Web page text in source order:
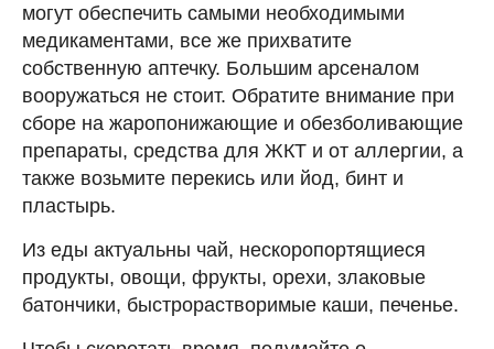
могут обеспечить самыми необходимыми
медикаментами, все же прихватите
собственную аптечку. Большим арсеналом
вооружаться не стоит. Обратите внимание при
сборе на жаропонижающие и обезболивающие
препараты, средства для ЖКТ и от аллергии, а
также возьмите перекись или йод, бинт и
пластырь.
Из еды актуальны чай, нескоропортящиеся
продукты, овощи, фрукты, орехи, злаковые
батончики, быстрорастворимые каши, печенье.